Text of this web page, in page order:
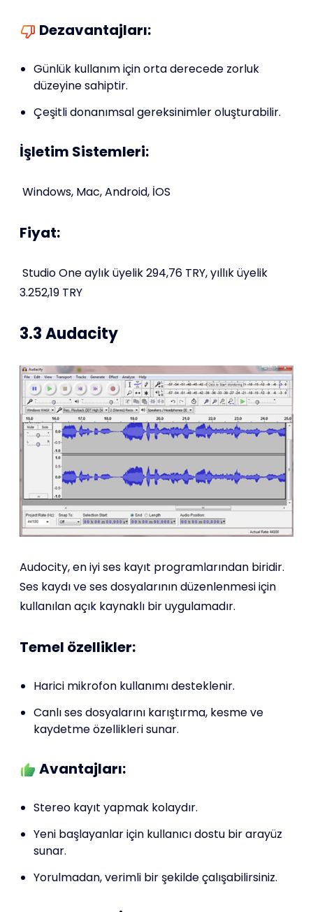
Dezavantajları:
Günlük kullanım için orta derecede zorluk
düzeyine sahiptir.
Çeşitli donanımsal gereksinimler oluşturabilir.
İşletim Sistemleri:
Windows, Mac, Android, İOS
Fiyat:
Studio One aylık üyelik 294,76 TRY, yıllık üyelik
3.252,19 TRY
3.3 Audacity
Audocity, en iyi ses kayıt programlarından biridir.
Ses kaydı ve ses dosyalarının düzenlenmesi için
kullanılan açık kaynaklı bir uygulamadır.
Temel özellikler:
Harici mikrofon kullanımı desteklenir.
Canlı ses dosyalarını karıştırma, kesme ve
kaydetme özellikleri sunar.
Avantajları:
Stereo kayıt yapmak kolaydır.
Yeni başlayanlar için kullanıcı dostu bir arayüz
sunar.
Yorulmadan, verimli bir şekilde çalışabilirsiniz.